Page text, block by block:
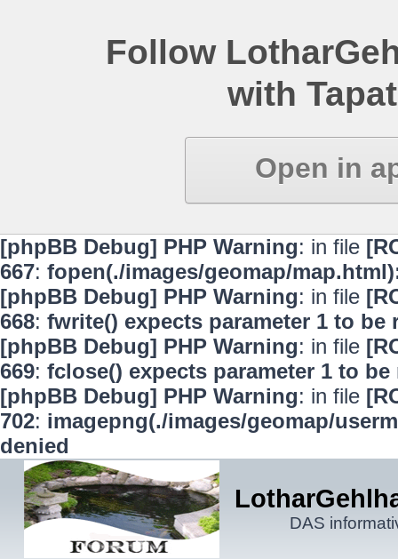
Follow
with
Open in
[phpBB Debug] PHP Warning: in file
667: fopen(./images/geomap/
[phpBB Debug] PHP Warning: in file
668: fwrite() expects parameter 1 to
[phpBB Debug] PHP Warning: in file
669: fclose() expects parameter 1 to
[phpBB Debug] PHP Warning: in file
702: imagepng(./images/geomap/
denied
DAS